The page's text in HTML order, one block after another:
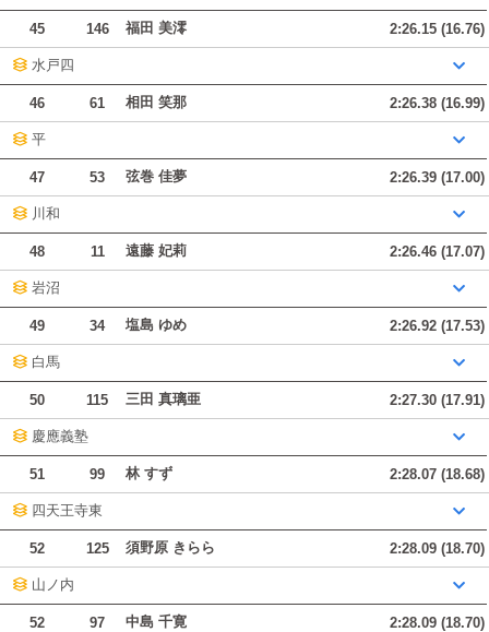
45 146 福田 美澪 2:26.15 (16.76)
水戸四
46 61 相田 笑那 2:26.38 (16.99)
平
47 53 弦巻 佳夢 2:26.39 (17.00)
川和
48 11 遠藤 妃莉 2:26.46 (17.07)
岩沼
49 34 塩島 ゆめ 2:26.92 (17.53)
白馬
50 115 三田 真璃亜 2:27.30 (17.91)
慶應義塾
51 99 林 すず 2:28.07 (18.68)
四天王寺東
52 125 須野原 きらら 2:28.09 (18.70)
山ノ内
52 97 中島 千寛 2:28.09 (18.70)